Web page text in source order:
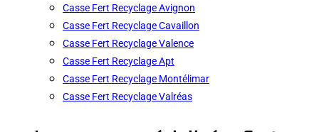
Casse Fert Recyclage Avignon
Casse Fert Recyclage Cavaillon
Casse Fert Recyclage Valence
Casse Fert Recyclage Apt
Casse Fert Recyclage Montélimar
Casse Fert Recyclage Valréas